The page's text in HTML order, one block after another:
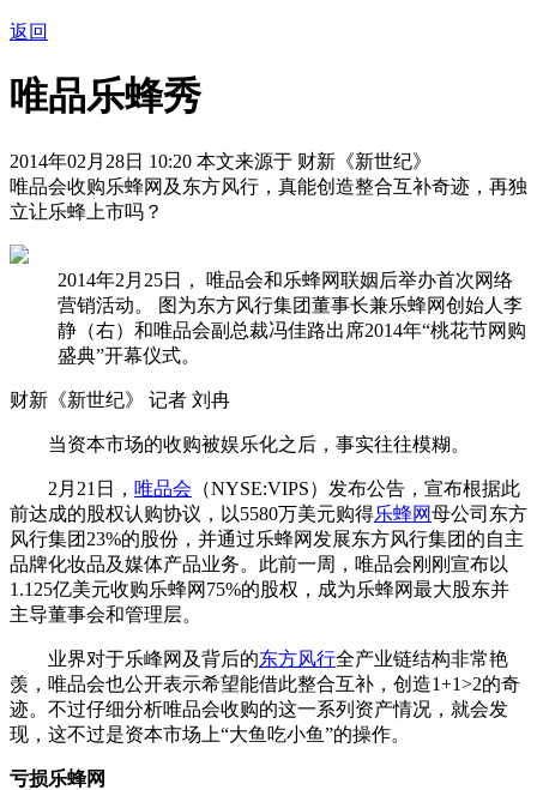
返回
唯品乐蜂秀
2014年02月28日 10:20 本文来源于 财新《新世纪》
唯品会收购乐蜂网及东方风行，真能创造整合互补奇迹，再独
立让乐蜂上市吗？
2014年2月25日， 唯品会和乐蜂网联姻后举办首次网络
营销活动。 图为东方风行集团董事长兼乐蜂网创始人李
静（右）和唯品会副总裁冯佳路出席2014年“桃花节网购
盛典”开幕仪式。
财新《新世纪》 记者 刘冉
当资本市场的收购被娱乐化之后，事实往往模糊。
2月21日， 唯品会 （NYSE:VIPS）发布公告，宣布根据此
前达成的股权认购协议，以5580万美元购得乐蜂网母公司东方
风行集团23%的股份，并通过乐蜂网发展东方风行集团的自主
品牌化妆品及媒体产品业务。此前一周，唯品会刚刚宣布以
1.125亿美元收购乐蜂网75%的股权，成为乐蜂网最大股东并
主导董事会和管理层。
业界对于乐峰网及背后的东方风行全产业链结构非常艳
羡，唯品会也公开表示希望能借此整合互补，创造1+1>2的奇
迹。不过仔细分析唯品会收购的这一系列资产情况，就会发
现，这不过是资本市场上“大鱼吃小鱼”的操作。
亏损乐蜂网